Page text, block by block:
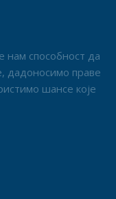
нам способност да
дадоносимо праве
шансе које